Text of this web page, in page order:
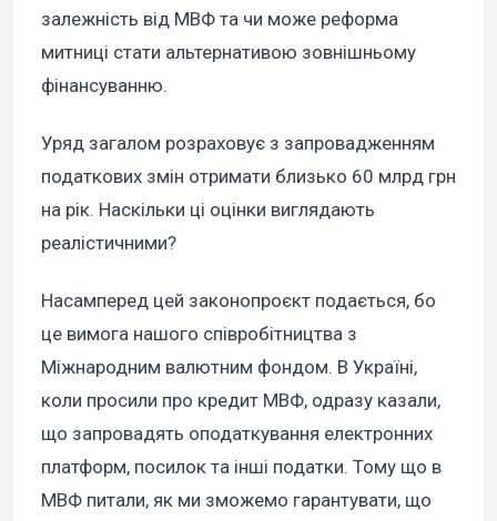
залежність від МВФ та чи може реформа
митниці стати альтернативою зовнішньому
фінансуванню.
Уряд загалом розраховує з запровадженням
податкових змін отримати близько 60 млрд грн
на рік. Наскільки ці оцінки виглядають
реалістичними?
Насамперед цей законопроєкт подається, бо
це вимога нашого співробітництва з
Міжнародним валютним фондом. В Україні,
коли просили про кредит МВФ, одразу казали,
що запровадять оподаткування електронних
платформ, посилок та інші податки. Тому що в
МВФ питали, як ми зможемо гарантувати, що